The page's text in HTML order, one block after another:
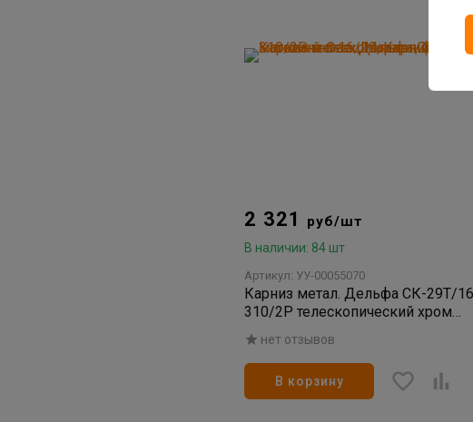
2 321 руб/шт
В наличии: 84 шт
Артикул: УУ-00055070
Карниз метал. Дельфа СК-29Т/
310/2Р телескопический хром
матовый d-16/19
нет отзывов
В корзину